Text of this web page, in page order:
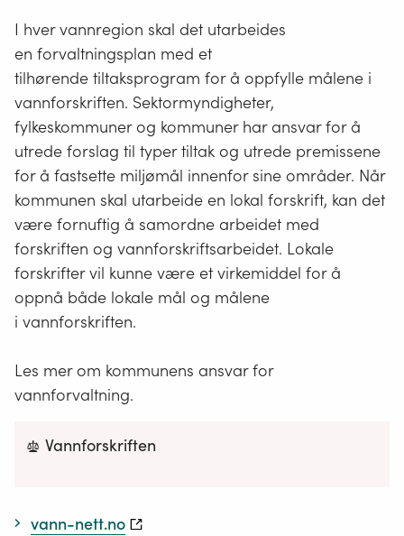
I hver vannregion skal det utarbeides
en forvaltningsplan med et
tilhørende tiltaksprogram for å oppfylle målene i
vannforskriften. Sektormyndigheter,
fylkeskommuner og kommuner har ansvar for å
utrede forslag til typer tiltak og utrede premissene
for å fastsette miljømål innenfor sine områder. Når
kommunen skal utarbeide en lokal forskrift, kan det
være fornuftig å samordne arbeidet med
forskriften og vannforskriftsarbeidet. Lokale
forskrifter vil kunne være et virkemiddel for å
oppnå både lokale mål og målene
i vannforskriften.
Les mer om kommunens ansvar for
vannforvaltning.
Vannforskriften
vann-nett.no